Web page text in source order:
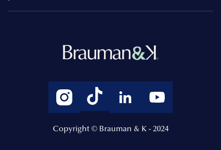
Copyright © Brauman & K - 2024